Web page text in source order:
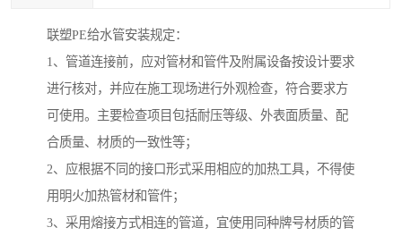
联塑PE给水管安装规定：
1、管道连接前，应对管材和管件及附属设备按设计要求
进行核对，并应在施工现场进行外观检查，符合要求方
可使用。主要检查项目包括耐压等级、外表面质量、配
合质量、材质的一致性等；
2、应根据不同的接口形式采用相应的加热工具，不得使
用明火加热管材和管件；
3、采用熔接方式相连的管道，宜使用同种牌号材质的管